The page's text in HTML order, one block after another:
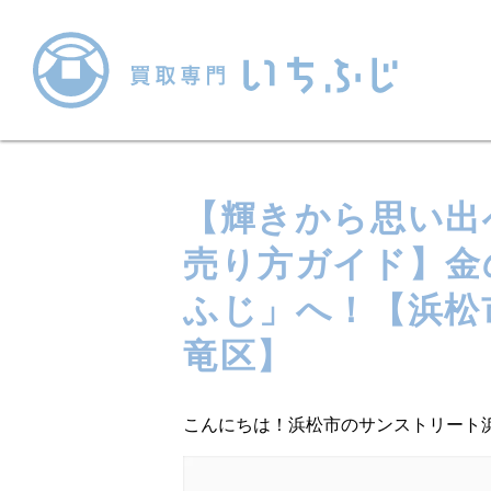
【輝きから思い
売り方ガイド】
ふじ」へ！【浜
竜区】
こんにちは！浜松市のサンストリー